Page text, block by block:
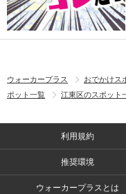
ウォーカープラス おでかけス
ポット一覧
江東区のスポット
利用規約
推奨環境
ウォーカープラスとは